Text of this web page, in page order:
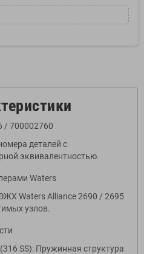
/ 700002760
деталей с
эквивалентностью.
Waters
Waters Alliance 2690 / 2695
узлов.
SS): Пружинная структура